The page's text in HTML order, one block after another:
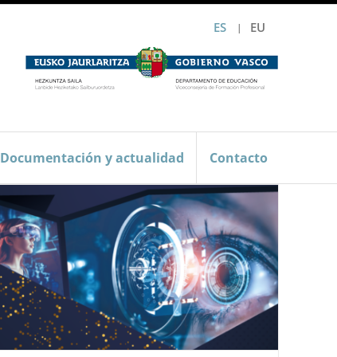
ES EU
Documentación y actualidad Contacto